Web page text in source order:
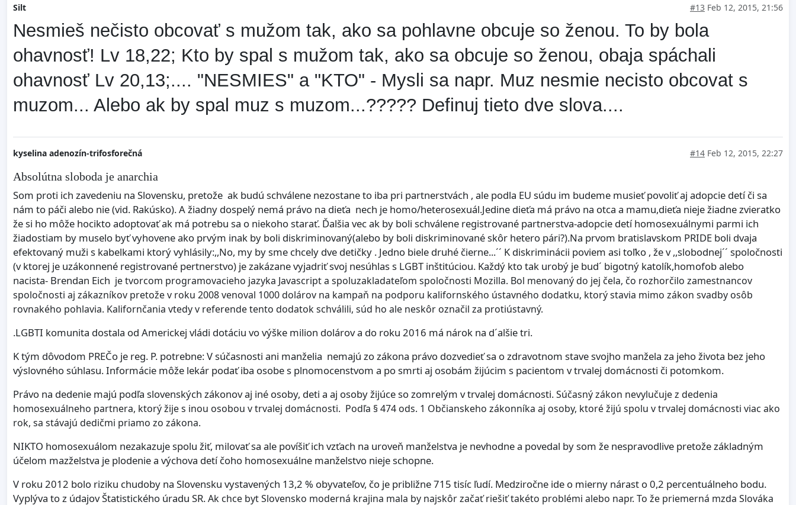
Silt #13 Feb 12, 2015, 21:56
Nesmieš nečisto obcovať s mužom tak, ako sa pohlavne obcuje so ženou. To by bola
ohavnosť! Lv 18,22; Kto by spal s mužom tak, ako sa obcuje so ženou, obaja spáchali
ohavnosť Lv 20,13;.... "NESMIES" a "KTO" - Mysli sa napr. Muz nesmie necisto obcovat s
muzom... Alebo ak by spal muz s muzom...????? Definuj tieto dve slova....
kyselina adenozín-trifosforečná #14 Feb 12, 2015, 22:27
Absolútna sloboda je anarchia
Som proti ich zavedeniu na Slovensku, pretože ak budú schválene nezostane to iba pri partnerstvách , ale podla EU súdu im budeme musieť povoliť aj adopcie detí či sa
nám to páči alebo nie (vid. Rakúsko). A žiadny dospelý nemá právo na dieťa nech je homo/heterosexuál.Jedine dieťa má právo na otca a mamu,dieťa nieje žiadne zvieratko
že si ho môže hocikto adoptovať ak má potrebu sa o niekoho starať. Ďalšia vec ak by boli schválene registrované partnerstva-adopcie detí homosexuálnymi parmi ich
žiadostiam by muselo byť vyhovene ako prvým inak by boli diskriminovaný(alebo by boli diskriminované skôr hetero pári?).Na prvom bratislavskom PRIDE boli dvaja
efektovaný muži s kabelkami ktorý vyhlásily:,,No, my by sme chcely dve detičky . Jedno biele druhé čierne...´´ K diskriminácii poviem asi toľko , že v ,,slobodnej´´ spoločnosti
(v ktorej je uzákonnené registrované pertnerstvo) je zakázane vyjadriť svoj nesúhlas s LGBT inštitúciou. Každý kto tak urobý je bud´ bigotný katolík,homofob alebo
nacista- Brendan Eich je tvorcom programovacieho jazyka Javascript a spoluzakladateľom spoločnosti Mozilla. Bol menovaný do jej čela, čo rozhorčilo zamestnancov
spoločnosti aj zákazníkov pretože v roku 2008 venoval 1000 dolárov na kampaň na podporu kalifornského ústavného dodatku, ktorý stavia mimo zákon svadby osôb
rovnakého pohlavia. Kalifornčania vtedy v referende tento dodatok schválili, súd ho ale neskôr označil za protiústavný.
.LGBTI komunita dostala od Americkej vládi dotáciu vo výške milion dolárov a do roku 2016 má nárok na d´alšie tri.
K tým dôvodom PREČo je reg. P. potrebne: V súčasnosti ani manželia nemajú zo zákona právo dozvedieť sa o zdravotnom stave svojho manžela za jeho života bez jeho
výslovného súhlasu. Informácie môže lekár podať iba osobe s plnomocenstvom a po smrti aj osobám žijúcim s pacientom v trvalej domácnosti či potomkom.
Právo na dedenie majú podľa slovenských zákonov aj iné osoby, deti a aj osoby žijúce so zomrelým v trvalej domácnosti.Súčasný zákon nevylučuje z dedenia
homosexuálneho partnera, ktorý žije s inou osobou v trvalej domácnosti. Podľa § 474 ods. 1 Občianskeho zákonníka aj osoby, ktoré žijú spolu v trvalej domácnosti viac ako
rok, sa stávajú dedičmi priamo zo zákona.
NIKTO homosexuálom nezakazuje spolu žiť, milovať sa ale povíšiť ich vzťach na uroveň manželstva je nevhodne a povedal by som že nespravodlive pretože základným
účelom mazželstva je plodenie a výchova detí čoho homosexuálne manželstvo nieje schopne.
V roku 2012 bolo riziku chudoby na Slovensku vystavených 13,2 % obyvateľov, čo je približne 715 tisíc ľudí. Medziročne ide o mierny nárast o 0,2 percentuálneho bodu.
Vyplýva to z údajov Štatistického úradu SR.Ak chce byt Slovensko moderná krajina mala by najskôr začať riešiť takéto problémi alebo napr. To že priemerná mzda Slováka